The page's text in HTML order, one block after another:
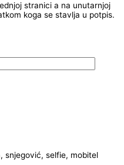
stranici a na unutarnjoj
koga se stavlja u potpis.
snjegović, selfie, mobitel